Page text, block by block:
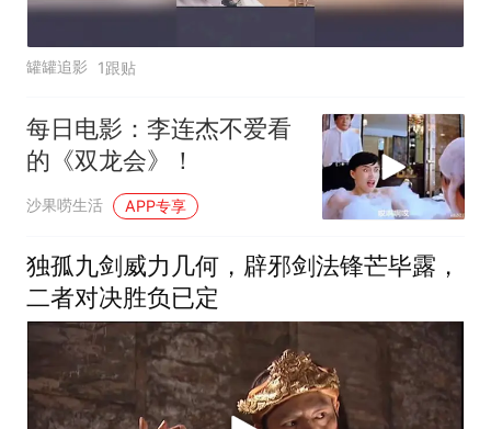
罐罐追影 1跟贴
每日电影：李连杰不爱看
的《双龙会》！
沙果唠生活 APP专享
独孤九剑威力几何，辟邪剑法锋芒毕露，
二者对决胜负已定